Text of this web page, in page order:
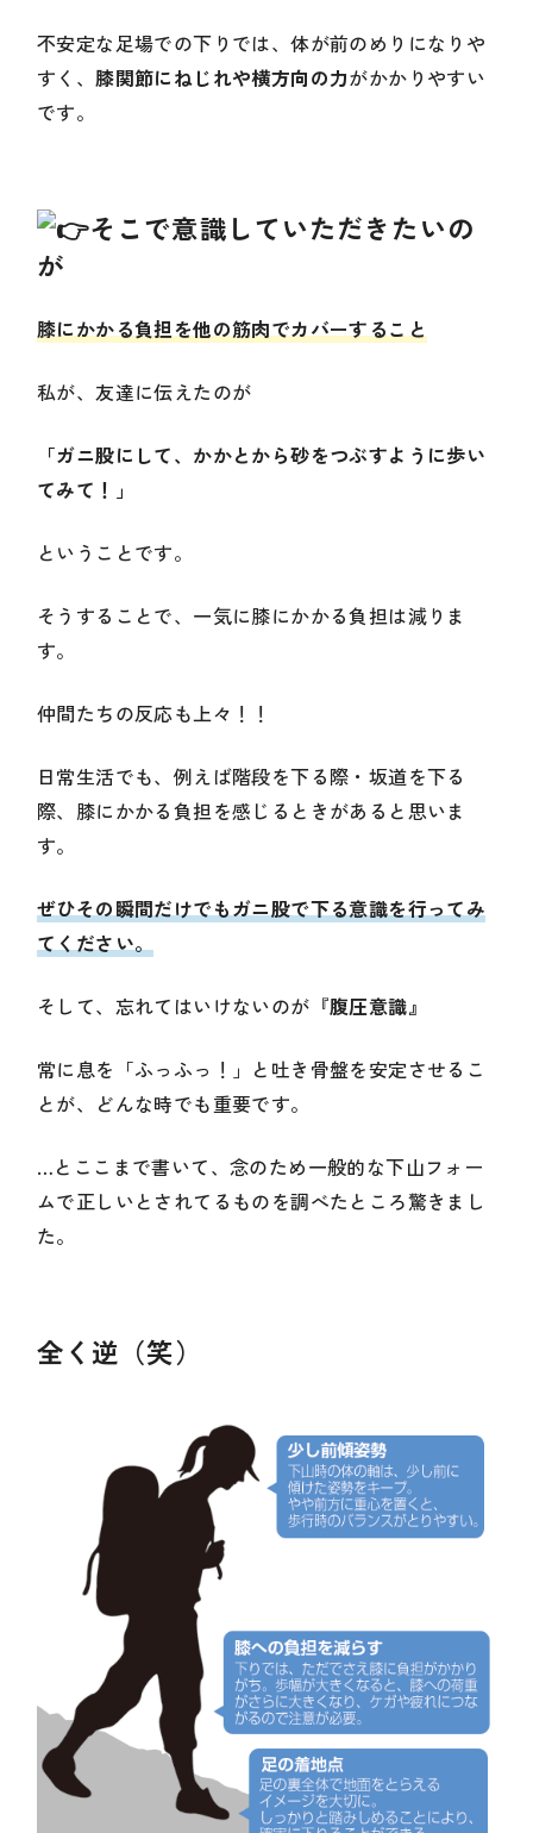
不安定な足場での下りでは、体が前のめりになりや
すく、 膝関節にねじれや横方向の力がかかりやすい
です。
そこで意識していただきたいの
が
膝にかかる負担を他の筋肉でカバーすること
私が、友達に伝えたのが
「ガニ股にして、かかとから砂をつぶすように歩い
てみて！」
ということです。
そうすることで、一気に膝にかかる負担は減りま
す。
仲間たちの反応も上々！！
日常生活でも、例えば階段を下る際・坂道を下る
際、膝にかかる負担を感じるときがあると思いま
す。
ぜひその瞬間だけでもガニ股で下る意識を行ってみ
てください。
そして、忘れてはいけないのが『腹圧意識』
常に息を「ふっふっ！」と吐き骨盤を安定させるこ
とが、どんな時でも重要です。
…とここまで書いて、念のため一般的な下山フォー
ムで正しいとされてるものを調べたところ驚きまし
た。
全く逆（笑）